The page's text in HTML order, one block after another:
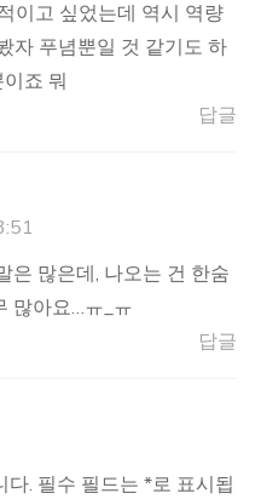
이고 싶었는데 역시 역량
자 푸념뿐일 것 같기도 하
죠 뭐
답글
은 많은데, 나오는 건 한숨
많아요…ㅠ_ㅠ
답글
다. 필수 필드는 *로 표시됩